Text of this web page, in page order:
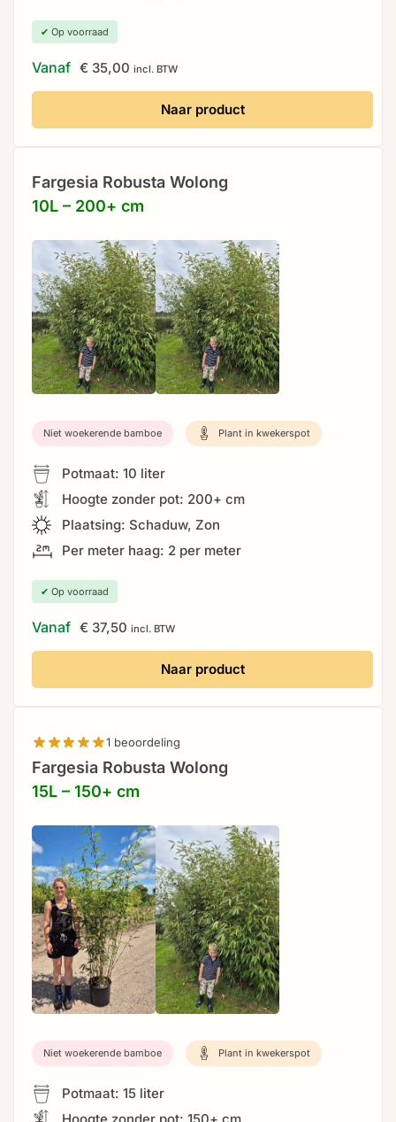
✔ Op voorraad
Vanaf € 35,00 incl. BTW
Naar product
Fargesia Robusta Wolong
10L – 200+ cm
Niet woekerende bamboe Plant in kwekerspot
Potmaat: 10 liter
Hoogte zonder pot: 200+ cm
Plaatsing: Schaduw, Zon
Per meter haag: 2 per meter
✔ Op voorraad
Vanaf € 37,50 incl. BTW
Naar product
1 beoordeling
Fargesia Robusta Wolong
15L – 150+ cm
Niet woekerende bamboe Plant in kwekerspot
Potmaat: 15 liter